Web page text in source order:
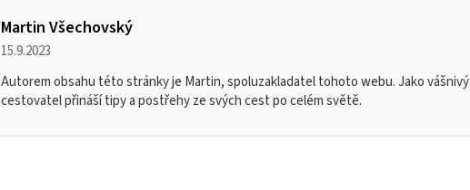
Martin Všechovský
15.9.2023
Autorem obsahu této stránky je Martin, spoluzakladatel tohoto webu. Jako vášnivý
cestovatel přináší tipy a postřehy ze svých cest po celém světě.